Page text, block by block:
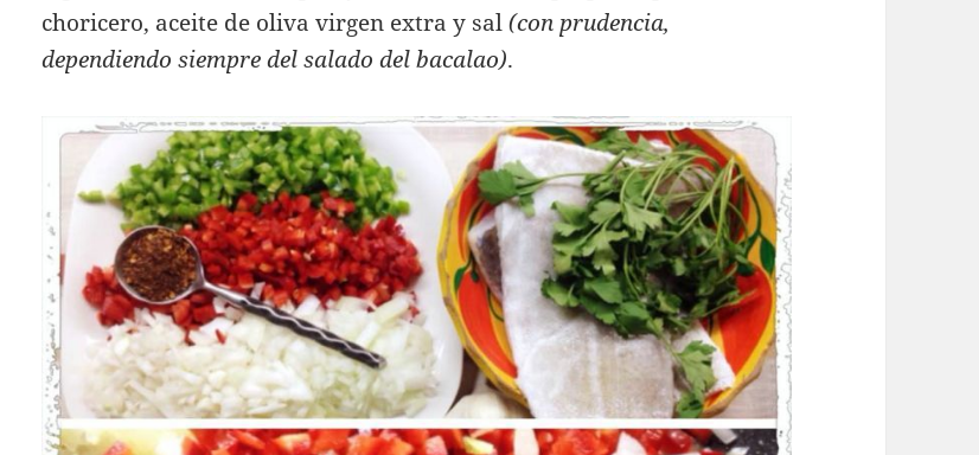
choricero, aceite de oliva virgen extra y sal(con prudencia,
dependiendo siempre del salado del bacalao).